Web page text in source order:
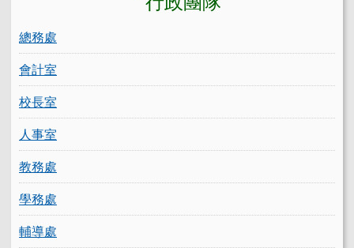
總務處
會計室
校長室
人事室
教務處
學務處
輔導處